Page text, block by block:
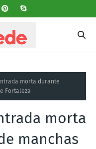
morta durante
Fortaleza
morta
manchas